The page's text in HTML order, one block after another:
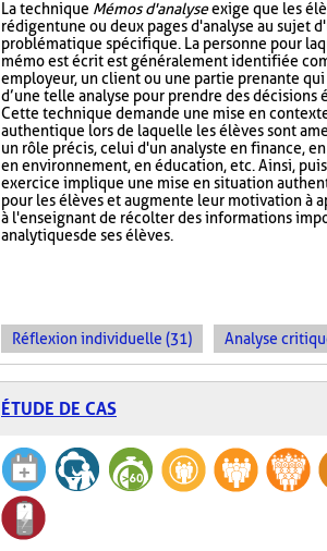
La technique Mémos d'analyseexige que les
rédigent une ou deux pages d'analyse au sujet
problématique spécifique. La personne pour
mémo est écrit est généralement identifiée
employeur, un client ou une partie prenante qui
d’une telle analyse pour prendre des décisions
Cette technique demande une mise en
authentique lors de laquelle les élèves sont
un rôle précis, celui d'un analyste en finance,
en environnement, en éducation, etc. Ainsi,
exercice implique une mise en situation
pour les élèves et augmente leur motivation à
à l'enseignant de récolter des informations
analytiques de ses élèves.
Réflexion individuelle (31) Analyse
ÉTUDE DE CAS